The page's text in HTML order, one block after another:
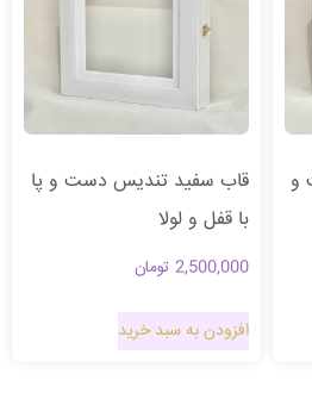
و
قاب سفید تندیس دست و پا
با قفل و لولا
2,500,000 تومان
افزودن به سبد خرید